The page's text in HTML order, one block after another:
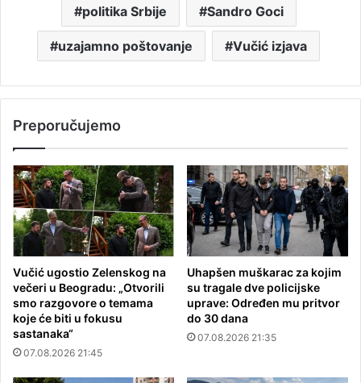
politika Srbije Sandro Goci
uzajamno poštovanje Vučić izjava
Preporučujemo
Vučić ugostio Zelenskog na
večeri u Beogradu: „Otvorili
smo razgovore o temama
koje će biti u fokusu
sastanaka“
07.08.2026 21:45
Uhapšen muškarac za kojim
su tragale dve policijske
uprave: Određen mu pritvor
do 30 dana
07.08.2026 21:35